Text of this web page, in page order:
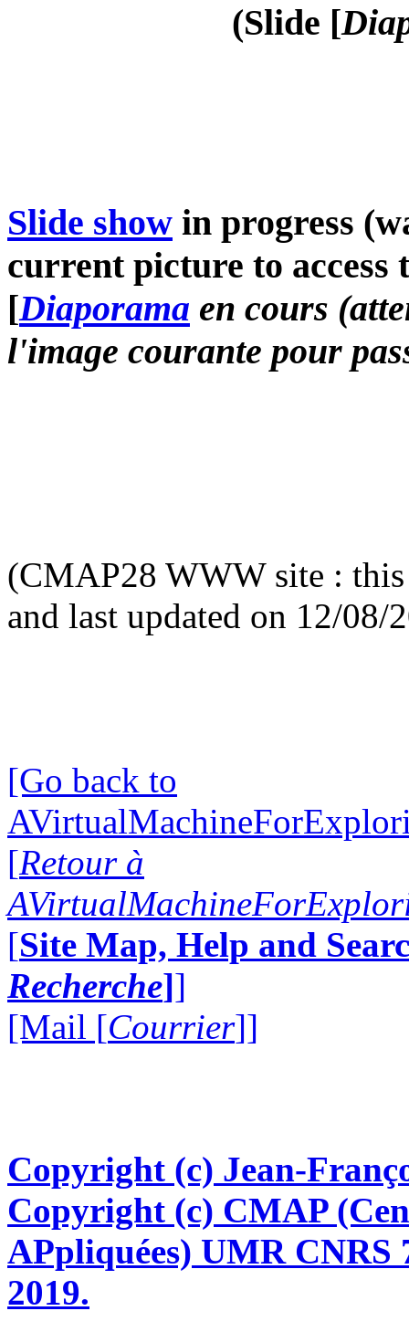
(Slide [
Slide show in progress
current picture to access
[Diaporama en cours
l'image courante pour
(CMAP28 WWW site : this
and last updated on 12/08/
[Go back to
[Retour à
[Site Map, Help and
Recherche]]
[Mail [Courrier]]
Copyright (c) Jean-
Copyright (c) CMAP
APpliquées) UMR CNRS
2019.